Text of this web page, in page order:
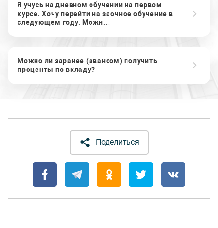
Я учусь на дневном обучении на первом
курсе. Хочу перейти на заочное обучение в
следующем году. Можн...
Можно ли заранее (авансом) получить
проценты по вкладу?
Поделиться